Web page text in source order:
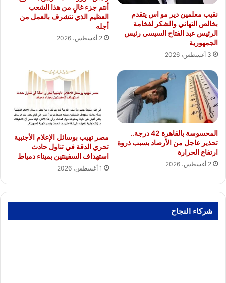
نقيب معلمين دير مو اس يتقدم
بخالص التهاني والشكر لفخامة
الرئيس عبد الفتاح السيسي رئيس
الجمهورية
3 أغسطس، 2026
أنتم جزء غالٍ من هذا الشعب
العظيم الذي نتشرف بالعمل من
أجله
2 أغسطس، 2026
المحسوسة بالقاهرة 42 درجة..
تحذير عاجل من الأرصاد بسبب ذروة
ارتفاع الحرارة
2 أغسطس، 2026
مصر تهيب بوسائل الإعلام الأجنبية
تحري الدقة في تناول حادث
استهداف السفينتين بميناء دمياط
1 أغسطس، 2026
شركاء النجاح